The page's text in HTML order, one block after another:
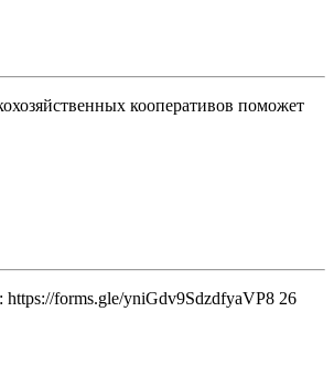
кооперативов поможет
forms.gle/yniGdv9SdzdfyaVP8 26